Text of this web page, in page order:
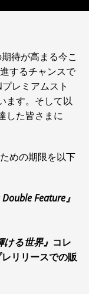
待が高まる今こ
するチャンスで
レミアムスト
ます。そして以
した皆さまに
めの期限を以下
Double Feature』
ける世界』 コレ
リリースでの販